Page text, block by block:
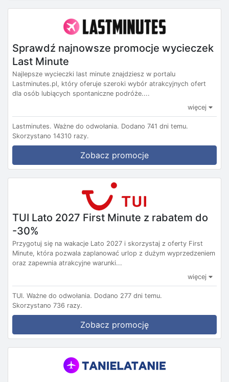
Sprawdź najnowsze promocje wycieczek
Last Minute
Najlepsze wycieczki last minute znajdziesz w portalu
Lastminutes.pl, który oferuje szeroki wybór atrakcyjnych ofert
dla osób lubiących spontaniczne podróże....
więcej
Lastminutes. Ważne do odwołania. Dodano 741 dni temu.
Skorzystano 14310 razy.
Zobacz promocje
TUI Lato 2027 First Minute z rabatem do
-30%
Przygotuj się na wakacje Lato 2027 i skorzystaj z oferty First
Minute, która pozwala zaplanować urlop z dużym wyprzedzeniem
oraz zapewnia atrakcyjne warunki...
więcej
TUI. Ważne do odwołania. Dodano 277 dni temu.
Skorzystano 736 razy.
Zobacz promocję